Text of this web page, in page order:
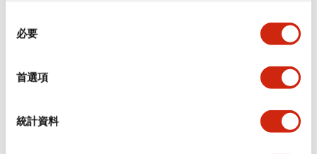
必要
首選項
統計資料
安裝和安裝規範